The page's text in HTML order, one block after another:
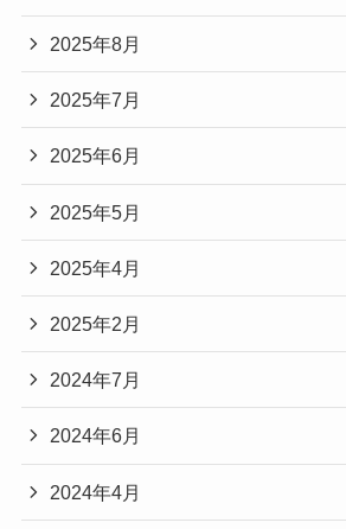
2025年8月
2025年7月
2025年6月
2025年5月
2025年4月
2025年2月
2024年7月
2024年6月
2024年4月